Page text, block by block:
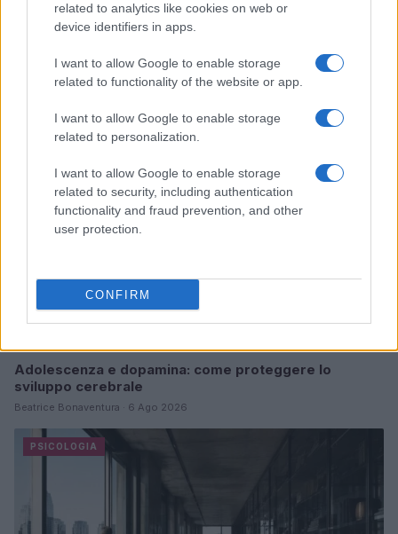
related to analytics like cookies on web or
device identifiers in apps.
I want to allow Google to enable storage
related to functionality of the website or app.
I want to allow Google to enable storage
related to personalization.
I want to allow Google to enable storage
related to security, including authentication
functionality and fraud prevention, and other
user protection.
CONFIRM
Continua a leggere
PSICOLOGIA
Adolescenza e dopamina: come proteggere lo
sviluppo cerebrale
Beatrice Bonaventura · 6 Ago 2026
PSICOLOGIA